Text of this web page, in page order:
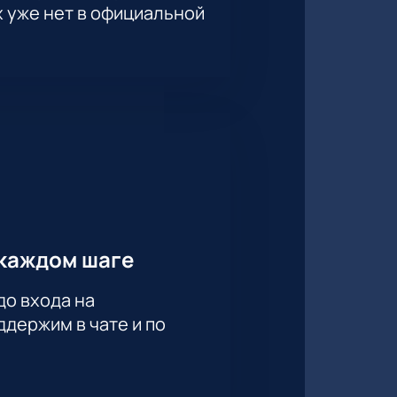
клиентов действует
спланировать посещение
нет в официальной
шаге
входа на
в чате и по